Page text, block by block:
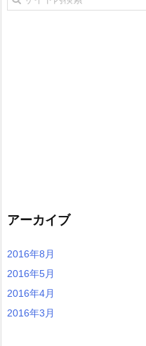
アーカイブ
2016年8月
2016年5月
2016年4月
2016年3月